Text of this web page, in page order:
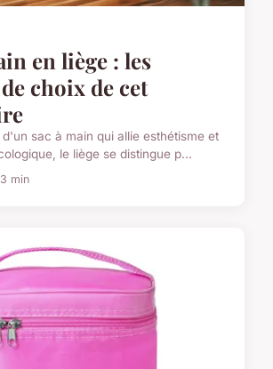
en liège : les
choix de cet
sac à main qui allie esthétisme et
le liège se distingue p...
min